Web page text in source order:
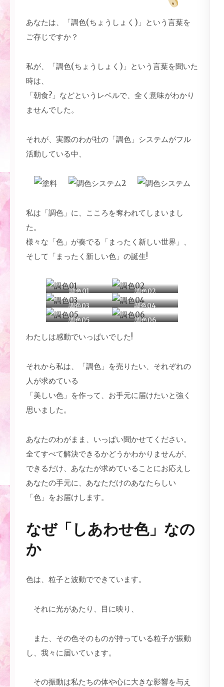
あなたは、「調色(ちょうしょく)」という言葉を
ご存じですか？
私が、「調色(ちょうしょく)」という言葉を聞いた
時は、
「朝食?」などというレベルで、全く意味がわかり
ませんでした。
それが、実際のわが社の「調色」システムがフル
活動している中、
私は「調色」に、こころを奪われてしまいまし
た。
様々な「色」が奏でる「まったく新しい世界」、
そして「まったく新しい色」の誕生!
調色01
調色02
調色03
調色04
調色05
調色06
わたしは感動でいっぱいでした!
それから私は、「調色」を売りたい、それぞれの
人が求めている
「美しい色」を作って、お手元に届けたいと強く
思いました。
あなたのわがまま、いっぱい聞かせてください。
全てすべて解決できるかどうかわかりませんが、
できるだけ、あなたが求めていることにお応えし
あなたの手元に、あなただけのあなたらしい
「色」をお届けします。
なぜ「しあわせ色」なの
か
色は、粒子と波動でできています。
それに光があたり、目に映り、
また、その色そのものが持っている粒子が振動
し、我々に届いています。
その振動は私たちの体や心に大きな影響を与え